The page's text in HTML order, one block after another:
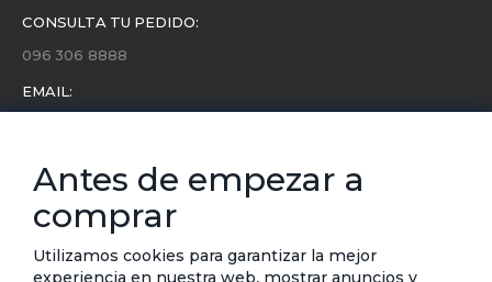
CONSULTA TU PEDIDO:
096 306 8888
EMAIL:
Conoce toda la información sobre últimas colecciones,
eventos y ofertas.
Subscríbete a nuestro newsletter
Antes de empezar a
comprar
Utilizamos cookies para garantizar la mejor
experiencia en nuestra web, mostrar anuncios y